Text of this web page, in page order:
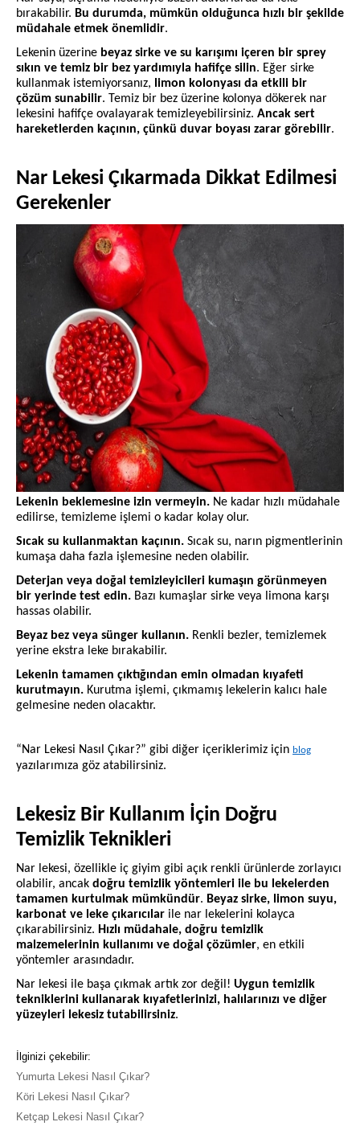
bırakabilir. Bu durumda, mümkün olduğunca hızlı bir şekilde
müdahale etmek önemlidir.
Lekenin üzerine beyaz sirke ve su karışımı içeren bir sprey
sıkın ve temiz bir bez yardımıyla hafifçe silin. Eğer sirke
kullanmak istemiyorsanız, limon kolonyası da etkili bir
çözüm sunabilir. Temiz bir bez üzerine kolonya dökerek nar
lekesini hafifçe ovalayarak temizleyebilirsiniz. Ancak sert
hareketlerden kaçının, çünkü duvar boyası zarar görebilir.
Nar Lekesi Çıkarmada Dikkat Edilmesi
Gerekenler
Lekenin beklemesine izin vermeyin. Ne kadar hızlı müdahale
edilirse, temizleme işlemi o kadar kolay olur.
Sıcak su kullanmaktan kaçının. Sıcak su, narın pigmentlerinin
kumaşa daha fazla işlemesine neden olabilir.
Deterjan veya doğal temizleyicileri kumaşın görünmeyen
bir yerinde test edin. Bazı kumaşlar sirke veya limona karşı
hassas olabilir.
Beyaz bez veya sünger kullanın. Renkli bezler, temizlemek
yerine ekstra leke bırakabilir.
Lekenin tamamen çıktığından emin olmadan kıyafeti
kurutmayın. Kurutma işlemi, çıkmamış lekelerin kalıcı hale
gelmesine neden olacaktır.
“Nar Lekesi Nasıl Çıkar?” gibi diğer içeriklerimiz için blog
yazılarımıza göz atabilirsiniz.
Lekesiz Bir Kullanım İçin Doğru
Temizlik Teknikleri
Nar lekesi, özellikle iç giyim gibi açık renkli ürünlerde zorlayıcı
olabilir, ancak doğru temizlik yöntemleri ile bu lekelerden
tamamen kurtulmak mümkündür. Beyaz sirke, limon suyu,
karbonat ve leke çıkarıcılar ile nar lekelerini kolayca
çıkarabilirsiniz. Hızlı müdahale, doğru temizlik
malzemelerinin kullanımı ve doğal çözümler, en etkili
yöntemler arasındadır.
Nar lekesi ile başa çıkmak artık zor değil! Uygun temizlik
tekniklerini kullanarak kıyafetlerinizi, halılarınızı ve diğer
yüzeyleri lekesiz tutabilirsiniz.
İlginizi çekebilir:
Yumurta Lekesi Nasıl Çıkar?
Köri Lekesi Nasıl Çıkar?
Ketçap Lekesi Nasıl Çıkar?